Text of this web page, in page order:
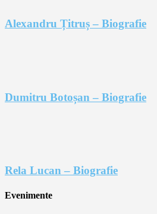
Alexandru Țitruș – Biografie
Dumitru Botoșan – Biografie
Rela Lucan – Biografie
Evenimente